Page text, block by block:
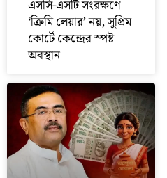
এসসি-এসটি সংরক্ষণে
‘ক্রিমি লেয়ার’ নয়, সুপ্রিম
কোর্টে কেন্দ্রের স্পষ্ট
অবস্থান